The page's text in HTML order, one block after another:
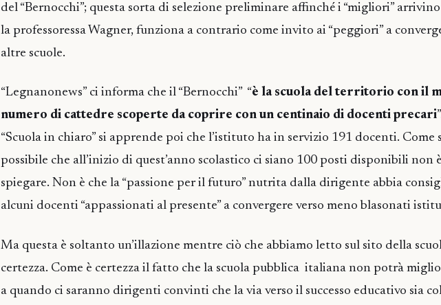
del “Bernocchi”; questa sorta di selezione preliminare affinché i “migliori”
la professoressa Wagner, funziona a contrario come invito ai “peggiori” a
altre scuole.
“Legnanonews” ci informa che il “Bernocchi” “è la scuola del territorio con il
numero di cattedre scoperte da coprire con un centinaio di docenti precari
“Scuola in chiaro” si apprende poi che l’istituto ha in servizio 191 docenti. Come
possibile che all’inizio di quest’anno scolastico ci siano 100 posti disponibili non
spiegare. Non è che la “passione per il futuro” nutrita dalla dirigente abbia
alcuni docenti “appassionati al presente” a convergere verso meno blasonati
Ma questa è soltanto un’illazione mentre ciò che abbiamo letto sul sito della
certezza. Come è certezza il fatto che la scuola pubblica italiana non potrà
a quando ci saranno dirigenti convinti che la via verso il successo educativo sia